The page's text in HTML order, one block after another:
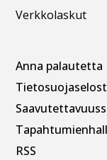
Verkkolaskut
Anna palautetta
RSS